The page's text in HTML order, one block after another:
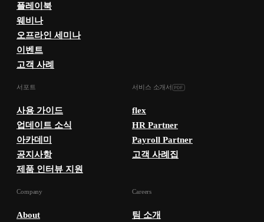
플레이북
웨비나
오프라인 세미나
이벤트
고객 사례
서포트
사용 가이드
업데이트 소식
아카데미
공지사항
제품 인터뷰 지원
서비스 소개서
flex
HR Partner
Payroll Partner
고객 사례집
Company
About
Careers
팀 소개